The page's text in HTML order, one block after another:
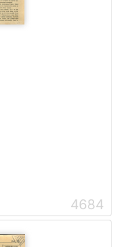
4684